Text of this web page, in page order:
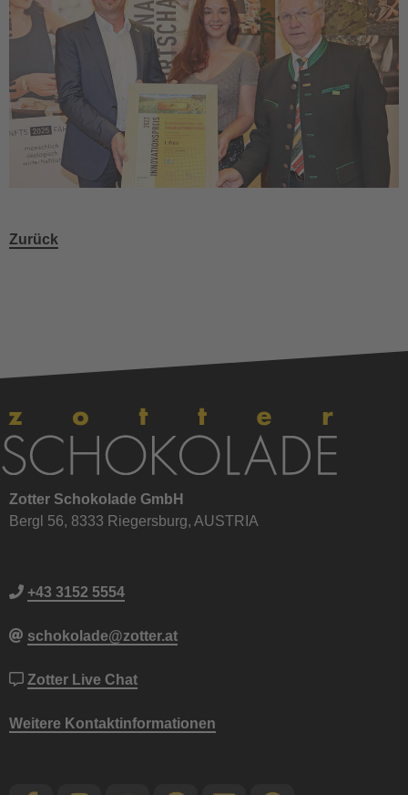
Zurück
Zotter Schokolade GmbH
Bergl 56, 8333 Riegersburg, AUSTRIA
+43 3152 5554
schokolade@zotter.at
Zotter Live Chat
Weitere Kontaktinformationen